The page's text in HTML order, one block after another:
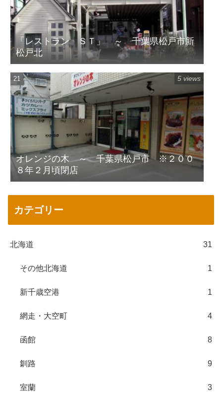
「レストラン ＳＴ」 ～ 千葉県松戸市新
松戸北
オレンジの木 ～ 千葉県松戸市 ※２００
８年２月頃閉店
5 views
カテゴリー
北海道 31
その他北海道 1
新千歳空港 1
網走・大空町 4
函館 8
釧路 9
室蘭 3